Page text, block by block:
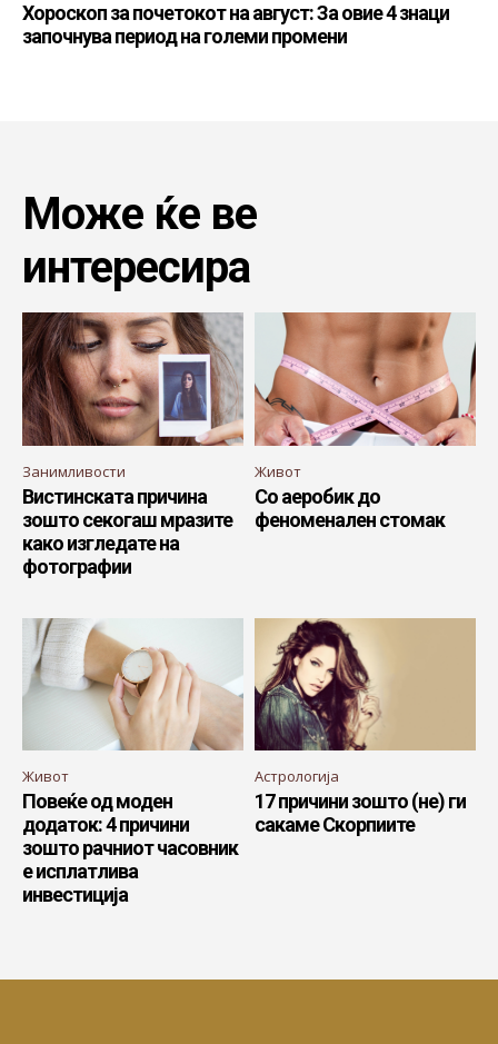
Хороскоп за почетокот на август: За овие 4 знаци
започнува период на големи промени
Може ќе ве
интересира
Занимливости
Вистинската причина
зошто секогаш мразите
како изгледате на
фотографии
Живот
Со аеробик до
феноменален стомак
Живот
Повеќе од моден
додаток: 4 причини
зошто рачниот часовник
е исплатлива
инвестиција
Астрологија
17 причини зошто (не) ги
сакаме Скорпиите